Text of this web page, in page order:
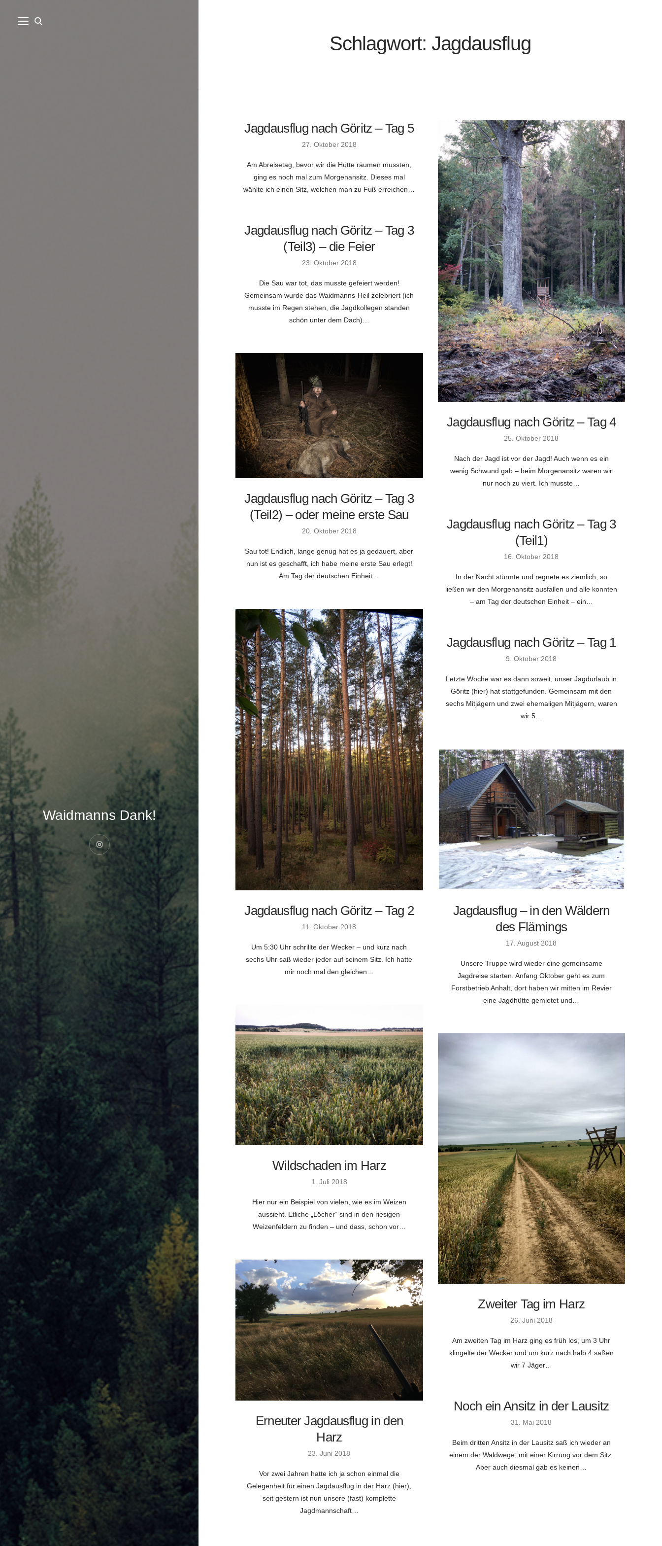
Waidmanns Dank!
Instagram
Schlagwort: Jagdausflug
Jagdausflug nach Göritz – Tag 5
27. Oktober 2018
Am Abreisetag, bevor wir die Hütte räumen mussten,
ging es noch mal zum Morgenansitz. Dieses mal
wählte ich einen Sitz, welchen man zu Fuß erreichen…
Jagdausflug nach Göritz – Tag 4
25. Oktober 2018
Nach der Jagd ist vor der Jagd! Auch wenn es ein
wenig Schwund gab – beim Morgenansitz waren wir
nur noch zu viert. Ich musste…
Jagdausflug nach Göritz – Tag 3
(Teil3) – die Feier
23. Oktober 2018
Die Sau war tot, das musste gefeiert werden!
Gemeinsam wurde das Waidmanns-Heil zelebriert (ich
musste im Regen stehen, die Jagdkollegen standen
schön unter dem Dach)…
Jagdausflug nach Göritz – Tag 3
(Teil2) – oder meine erste Sau
20. Oktober 2018
Sau tot! Endlich, lange genug hat es ja gedauert, aber
nun ist es geschafft, ich habe meine erste Sau erlegt!
Am Tag der deutschen Einheit…
Jagdausflug nach Göritz – Tag 3
(Teil1)
16. Oktober 2018
In der Nacht stürmte und regnete es ziemlich, so
ließen wir den Morgenansitz ausfallen und alle konnten
– am Tag der deutschen Einheit – ein…
Jagdausflug nach Göritz – Tag 2
11. Oktober 2018
Um 5:30 Uhr schrillte der Wecker – und kurz nach
sechs Uhr saß wieder jeder auf seinem Sitz. Ich hatte
mir noch mal den gleichen…
Jagdausflug nach Göritz – Tag 1
9. Oktober 2018
Letzte Woche war es dann soweit, unser Jagdurlaub in
Göritz (hier) hat stattgefunden. Gemeinsam mit den
sechs Mitjägern und zwei ehemaligen Mitjägern, waren
wir 5…
Jagdausflug – in den Wäldern
des Flämings
17. August 2018
Unsere Truppe wird wieder eine gemeinsame
Jagdreise starten. Anfang Oktober geht es zum
Forstbetrieb Anhalt, dort haben wir mitten im Revier
eine Jagdhütte gemietet und…
Wildschaden im Harz
1. Juli 2018
Hier nur ein Beispiel von vielen, wie es im Weizen
aussieht. Etliche „Löcher“ sind in den riesigen
Weizenfeldern zu finden – und dass, schon vor…
Zweiter Tag im Harz
26. Juni 2018
Am zweiten Tag im Harz ging es früh los, um 3 Uhr
klingelte der Wecker und um kurz nach halb 4 saßen
wir 7 Jäger…
Erneuter Jagdausflug in den
Harz
23. Juni 2018
Vor zwei Jahren hatte ich ja schon einmal die
Gelegenheit für einen Jagdausflug in der Harz (hier),
seit gestern ist nun unsere (fast) komplette
Jagdmannschaft…
Noch ein Ansitz in der Lausitz
31. Mai 2018
Beim dritten Ansitz in der Lausitz saß ich wieder an
einem der Waldwege, mit einer Kirrung vor dem Sitz.
Aber auch diesmal gab es keinen…